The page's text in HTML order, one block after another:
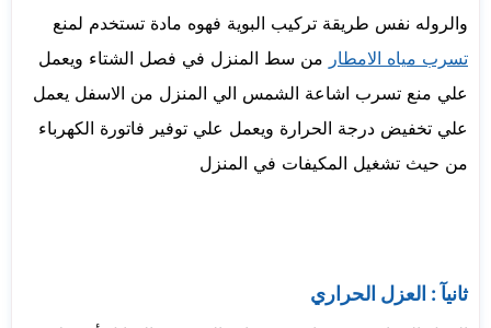
والروله نفس طريقة تركيب البوية فهوه مادة تستخدم لمنع
تسرب مياه الامطار من سط المنزل في فصل الشتاء ويعمل
علي منع تسرب اشاعة الشمس الي المنزل من الاسفل يعمل
علي تخفيض درجة الحرارة ويعمل علي توفير فاتورة الكهرباء
من حيث تشغيل المكيفات في المنزل
ثانيآ : العزل الحراري